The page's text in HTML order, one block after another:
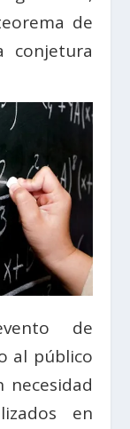
de
conjetura
de
al público
necesidad
en